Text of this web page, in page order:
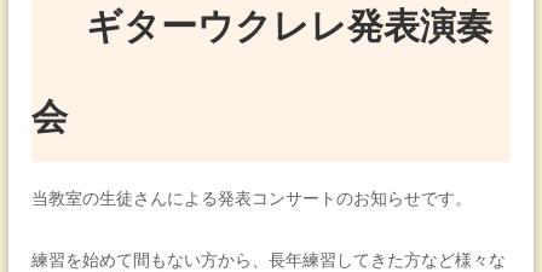
ギターウクレレ発表演奏
会
当教室の生徒さんによる発表コンサートのお知らせです。
練習を始めて間もない方から、長年練習してきた方など様々な